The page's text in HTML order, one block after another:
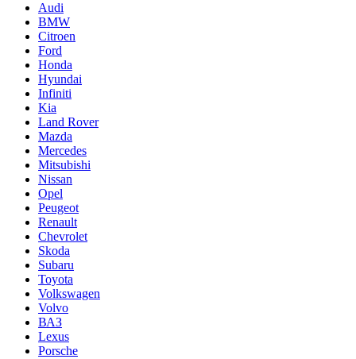
Audi
BMW
Citroen
Ford
Honda
Hyundai
Infiniti
Kia
Land Rover
Mazda
Merсedes
Mitsubishi
Nissan
Opel
Peugeot
Renault
Chevrolet
Skoda
Subaru
Toyota
Volkswagen
Volvo
ВАЗ
Lexus
Porsche